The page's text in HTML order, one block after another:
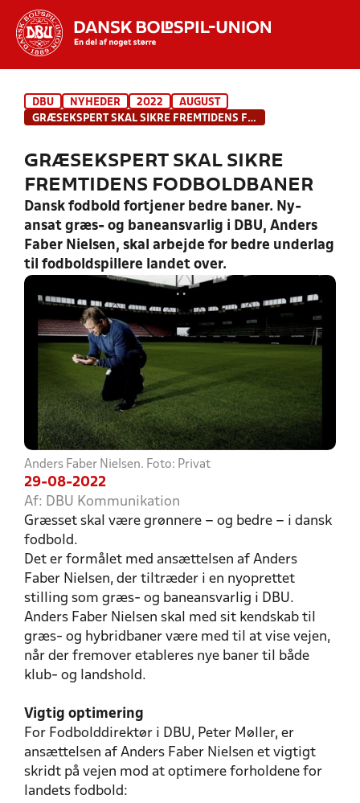
INDHOLD OG NYHEDER
HOLD
DBU NYHEDER 2022
AUGUST
GRÆSEKSPERT SKAL SIKRE FREMTIDENS FODBOLDBANER
GRÆSEKSPERT SKAL SIKRE
FREMTIDENS FODBOLDBANER
Dansk fodbold fortjener bedre baner. Ny-
ansat græs- og baneansvarlig i DBU, Anders
Faber Nielsen, skal arbejde for bedre underlag
til fodboldspillere landet over.
Anders Faber Nielsen. Foto: Privat
29-08-2022
Af: DBU Kommunikation
Græsset skal være grønnere – og bedre – i dansk
fodbold.
Det er formålet med ansættelsen af Anders
Faber Nielsen, der tiltræder i en nyoprettet
stilling som græs- og baneansvarlig i DBU.
Anders Faber Nielsen skal med sit kendskab til
græs- og hybridbaner være med til at vise vejen,
når der fremover etableres nye baner til både
klub- og landshold.
Vigtig optimering
For Fodbolddirektør i DBU, Peter Møller, er
ansættelsen af Anders Faber Nielsen et vigtigt
skridt på vejen mod at optimere forholdene for
landets fodbold: